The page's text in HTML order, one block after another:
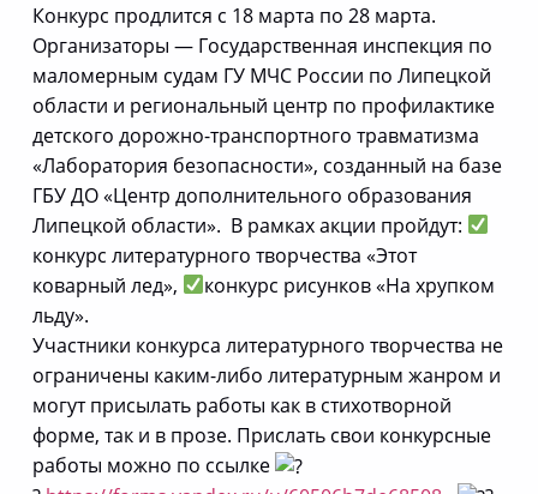
Конкурс продлится с 18 марта по 28 марта.
Организаторы — Государственная инспекция по
маломерным судам ГУ МЧС России по Липецкой
области и региональный центр по профилактике
детского дорожно-транспортного травматизма
«Лаборатория безопасности», созданный на базе
ГБУ ДО «Центр дополнительного образования
Липецкой области». В рамках акции пройдут:
конкурс литературного творчества «Этот
коварный лед»,
конкурс рисунков «На хрупком
льду».
Участники конкурса литературного творчества не
ограничены каким-либо литературным жанром и
могут присылать работы как в стихотворной
форме, так и в прозе. Прислать свои конкурсные
работы можно по ссылке